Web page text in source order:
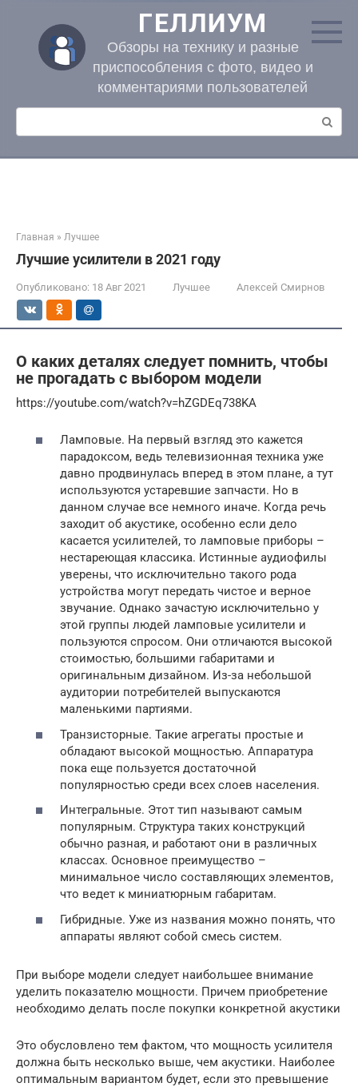
контенту
ГЕЛЛИУМ
Обзоры на технику и разные
приспособления с фото, видео и
комментариями пользователей
Поиск:
Главная » Лучшее
Лучшие усилители в 2021 году
Опубликовано: 18 Авг 2021 Лучшее Алексей Смирнов
О каких деталях следует помнить, чтобы
не прогадать с выбором модели
https://youtube.com/watch?v=hZGDEq738KA
Ламповые. На первый взгляд это кажется
парадоксом, ведь телевизионная техника уже
давно продвинулась вперед в этом плане, а тут
используются устаревшие запчасти. Но в
данном случае все немного иначе. Когда речь
заходит об акустике, особенно если дело
касается усилителей, то ламповые приборы –
нестареющая классика. Истинные аудиофилы
уверены, что исключительно такого рода
устройства могут передать чистое и верное
звучание. Однако зачастую исключительно у
этой группы людей ламповые усилители и
пользуются спросом. Они отличаются высокой
стоимостью, большими габаритами и
оригинальным дизайном. Из-за небольшой
аудитории потребителей выпускаются
маленькими партиями.
Транзисторные. Такие агрегаты простые и
обладают высокой мощностью. Аппаратура
пока еще пользуется достаточной
популярностью среди всех слоев населения.
Интегральные. Этот тип называют самым
популярным. Структура таких конструкций
обычно разная, и работают они в различных
классах. Основное преимущество –
минимальное число составляющих элементов,
что ведет к миниатюрным габаритам.
Гибридные. Уже из названия можно понять, что
аппараты являют собой смесь систем.
При выборе модели следует наибольшее внимание
уделить показателю мощности. Причем приобретение
необходимо делать после покупки конкретной акустики
Это обусловлено тем фактом, что мощность усилителя
должна быть несколько выше, чем акустики. Наиболее
оптимальным вариантом будет, если это превышение